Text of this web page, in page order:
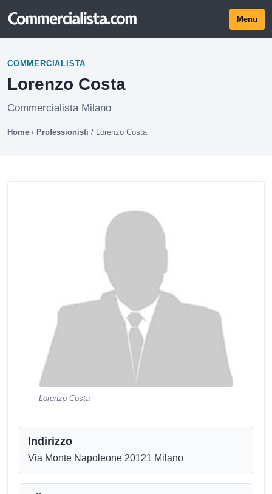
Menu
COMMERCIALISTA
Lorenzo Costa
Commercialista Milano
Home / Professionisti / Lorenzo Costa
Lorenzo Costa
Indirizzo
Via Monte Napoleone 20121 Milano